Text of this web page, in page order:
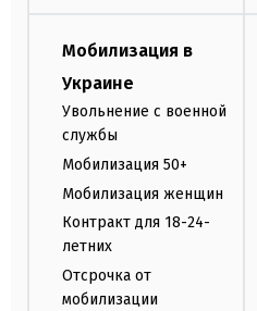
Мобилизация в
Украине
Увольнение с военной
службы
Мобилизация 50+
Мобилизация женщин
Контракт для 18-24-
летних
Отсрочка от
мобилизации